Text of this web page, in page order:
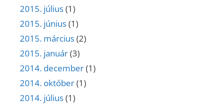
2015. július(1)
2015. június(1)
2015. március(2)
2015. január(3)
2014. december(1)
2014. október(1)
2014. július(1)